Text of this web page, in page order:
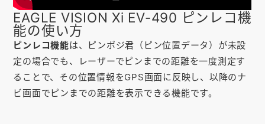
お知らせ
会社概要
EAGLE VISION Xi EV-490 ピンレコ機
能の使い方
ピンレコ機能は、ピンポジ君（ピン位置データ）が未設
定の場合でも、レーザーでピンまでの距離を一度測定す
ることで、その位置情報をGPS画面に反映し、以降のナ
ビ画面でピンまでの距離を表示できる機能です。